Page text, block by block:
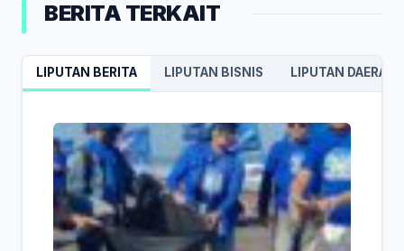
BERITA TERKAIT
LIPUTAN BERITA LIPUTAN BISNIS LIPUTAN DAERAH